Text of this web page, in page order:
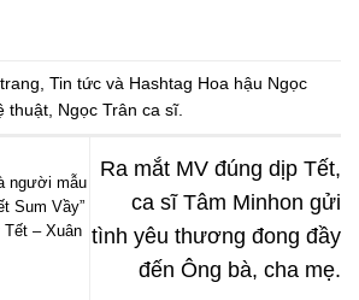
, Tin tức và Hashtag Hoa hậu Ngọc
thuật, Ngọc Trân ca sĩ.
người mẫu
Sum Vầy”
– Xuân
Ra mắt MV đúng dịp Tết,
ca sĩ Tâm Minhon gửi
tình yêu thương đong đầy
đến Ông bà, cha mẹ.